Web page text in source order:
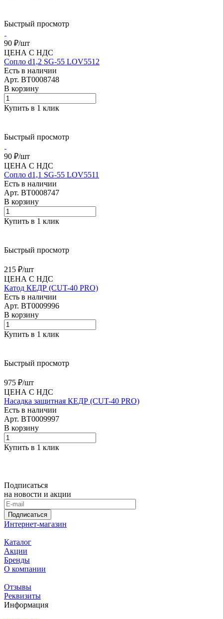
Быстрый просмотр
90 ₽/шт
ЦЕНА С НДС
Сопло d1,2 SG-55 LOV5512
Есть в наличии
Арт. BT0008748
В корзину
Купить в 1 клик
Быстрый просмотр
90 ₽/шт
ЦЕНА С НДС
Сопло d1,1 SG-55 LOV5511
Есть в наличии
Арт. BT0008747
В корзину
Купить в 1 клик
Быстрый просмотр
215 ₽/шт
ЦЕНА С НДС
Катод КЕДР (CUT-40 PRO)
Есть в наличии
Арт. BT0009996
В корзину
Купить в 1 клик
Быстрый просмотр
975 ₽/шт
ЦЕНА С НДС
Насадка защитная КЕДР (CUT-40 PRO)
Есть в наличии
Арт. BT0009997
В корзину
Купить в 1 клик
Подписаться
на новости и акции
Подписаться
Интернет-магазин
Каталог
Акции
Бренды
О компании
Отзывы
Реквизиты
Информация